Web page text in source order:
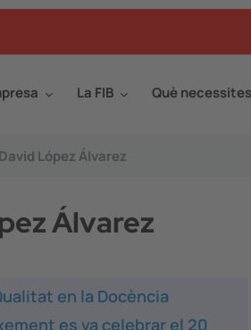
La FIB Què
López Álvarez
Álvarez
en la Docència
es va celebrar el 20